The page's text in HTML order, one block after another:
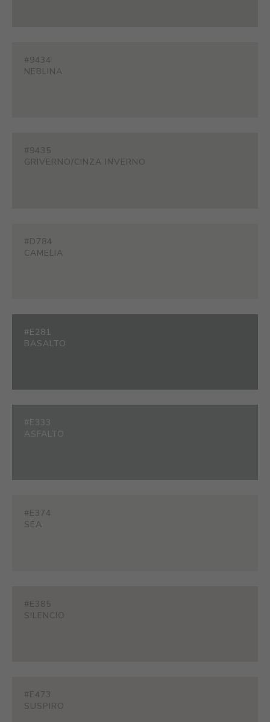
#9434
NEBLINA
#9435
GRIVERNO/CINZA INVERNO
#D784
CAMELIA
#E281
BASALTO
#E333
ASFALTO
#E374
SEA
#E385
SILENCIO
#E473
SUSPIRO